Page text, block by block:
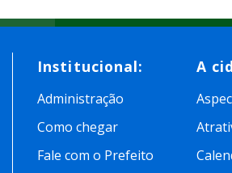
Institucional:
Administração
Como chegar
Fale com o Prefeito
A